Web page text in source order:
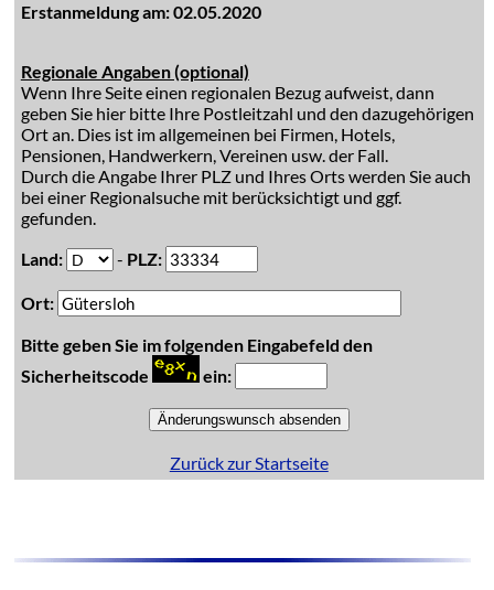
Erstanmeldung am: 02.05.2020
Regionale Angaben (optional)
Wenn Ihre Seite einen regionalen Bezug aufweist, dann
geben Sie hier bitte Ihre Postleitzahl und den dazugehörigen
Ort an. Dies ist im allgemeinen bei Firmen, Hotels,
Pensionen, Handwerkern, Vereinen usw. der Fall.
Durch die Angabe Ihrer PLZ und Ihres Orts werden Sie auch
bei einer Regionalsuche mit berücksichtigt und ggf.
gefunden.
Land:
- PLZ:
Ort:
Bitte geben Sie im folgenden Eingabefeld den
Sicherheitscode
ein:
Zurück zur Startseite